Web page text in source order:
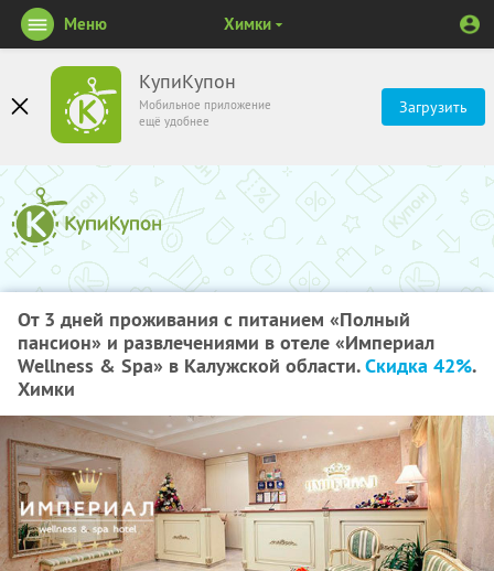
КупиКупон
Мобильное приложение
ещё удобнее
Загрузить
Меню Химки
От 3 дней проживания с питанием «Полный
пансион» и развлечениями в отеле «Империал
Wellness & Spa» в Калужской области.Скидка 42%.
Химки